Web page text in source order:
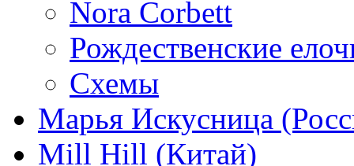
Nora Corbett
Рождественские
Схемы
Марья Искусница
Mill Hill (Китай)